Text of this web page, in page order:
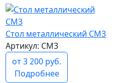
Стол металлический СМ3
Артикул: СМ3
от 3 200 руб.
Подробнее